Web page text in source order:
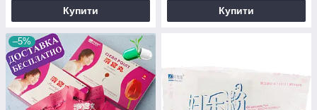
Купити Купити
–5%